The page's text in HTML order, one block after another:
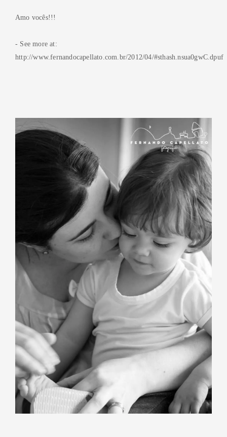
Amo vocês!!!
- See more at:
http://www.fernandocapellato.com.br/2012/04/#sthash.nsua0gwC.dpuf